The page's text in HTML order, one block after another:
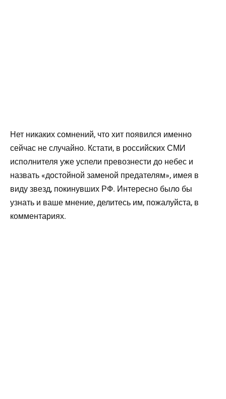
Нет никаких сомнений, что хит появился именно
сейчас не случайно. Кстати, в российских СМИ
исполнителя уже успели превознести до небес и
назвать «достойной заменой предателям», имея в
виду звезд, покинувших РФ. Интересно было бы
узнать и ваше мнение, делитесь им, пожалуйста, в
комментариях.